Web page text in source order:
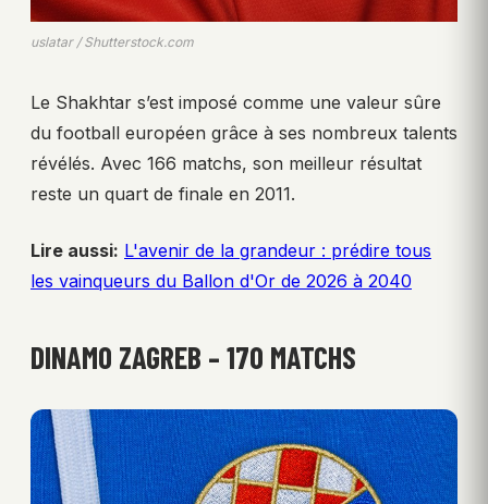
uslatar / Shutterstock.com
Le Shakhtar s’est imposé comme une valeur sûre
du football européen grâce à ses nombreux talents
révélés. Avec 166 matchs, son meilleur résultat
reste un quart de finale en 2011.
Lire aussi: L'avenir de la grandeur : prédire tous
les vainqueurs du Ballon d'Or de 2026 à 2040
DINAMO ZAGREB – 170 MATCHS